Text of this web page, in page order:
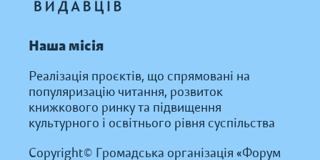
Наша місія
Реалізація проєктів, що спрямовані на
популяризацію читання, розвиток
книжкового ринку та підвищення
культурного і освітнього рівня суспільства
Copyright© Громадська організація «Форум